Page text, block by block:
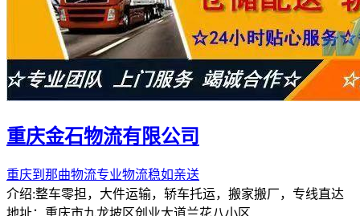
重庆金石物流有限公司
重庆到那曲物流专业物流稳如亲送
介绍:整车零担，大件运输，轿车托运，搬家搬厂，专线直达